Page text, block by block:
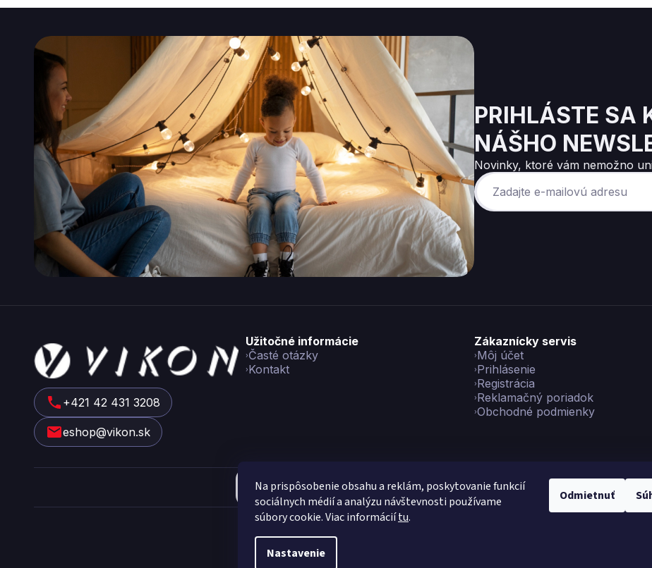
Na prispôsobenie obsahu a reklám, poskytovanie funkcií
sociálnych médií a analýzu návštevnosti používame
súbory cookie. Viac informáciítu.
Nastavenie
Odmietnuť
PRIHLÁSTE SA
NÁŠHO
Novinky, ktoré vám nemožno
+421 42 431 3208
eshop@vikon.sk
Užitočné informácie
Časté otázky
Kontakt
Zákaznícky servis
Môj účet
Prihlásenie
Registrácia
Reklamačný poriadok
Obchodné podmienky
Copyright 2026Vikon. Všetky práva vyhradené. Upraviť nastavenie cookies
á
p
ä
t
e